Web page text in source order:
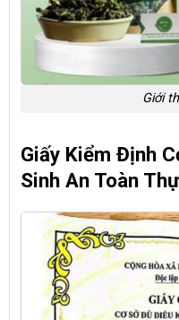
Giới
Giấy Kiểm Định
Sinh An Toàn